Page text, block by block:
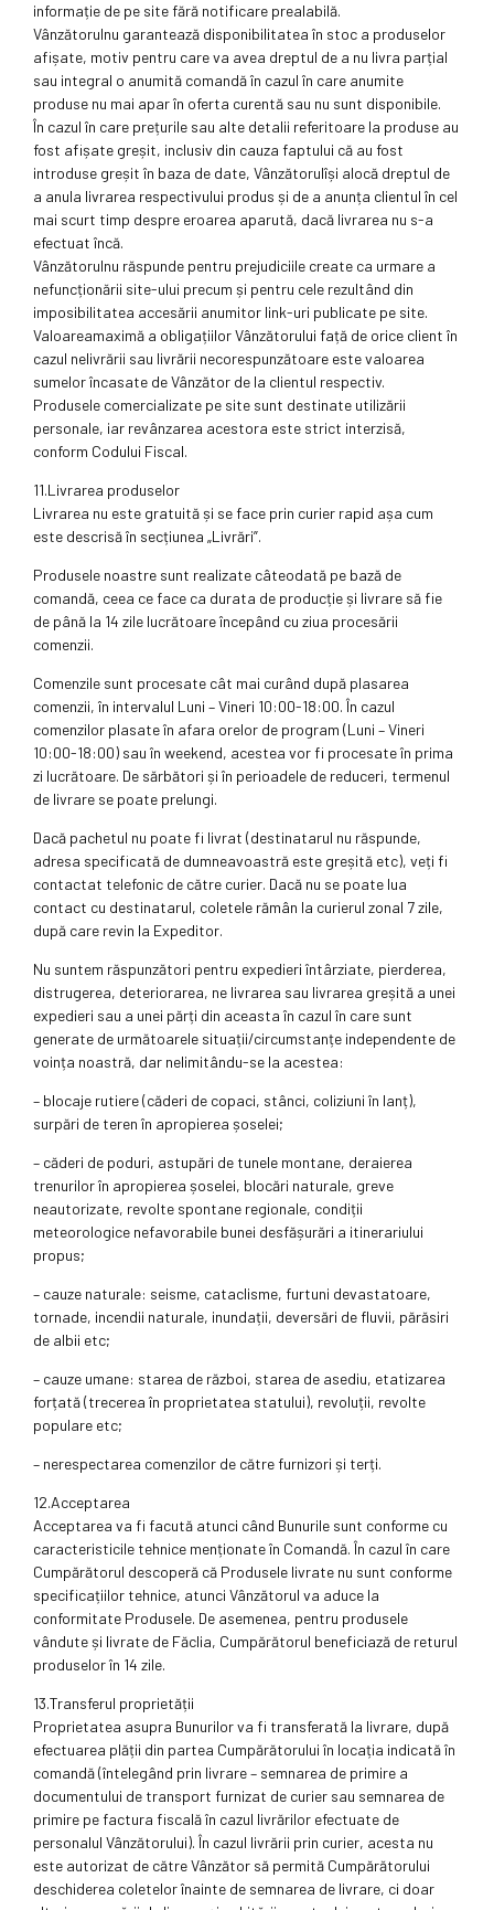
informație de pe site fără notificare prealabilă.
Vânzătorulnu garantează disponibilitatea în stoc a produselor
afișate, motiv pentru care va avea dreptul de a nu livra parțial
sau integral o anumită comandă în cazul în care anumite
produse nu mai apar în oferta curentă sau nu sunt disponibile.
În cazul în care prețurile sau alte detalii referitoare la produse au
fost afișate greșit, inclusiv din cauza faptului că au fost
introduse greșit în baza de date, Vânzătorulîși alocă dreptul de
a anula livrarea respectivului produs și de a anunța clientul în cel
mai scurt timp despre eroarea aparută, dacă livrarea nu s-a
efectuat încă.
Vânzătorulnu răspunde pentru prejudiciile create ca urmare a
nefuncționării site-ului precum și pentru cele rezultând din
imposibilitatea accesării anumitor link-uri publicate pe site.
Valoareamaximă a obligațiilor Vânzătorului față de orice client în
cazul nelivrării sau livrării necorespunzătoare este valoarea
sumelor încasate de Vânzător de la clientul respectiv.
Produsele comercializate pe site sunt destinate utilizării
personale, iar revânzarea acestora este strict interzisă,
conform Codului Fiscal.
11.Livrarea produselor
Livrarea nu este gratuită și se face prin curier rapid așa cum
este descrisă în secțiunea „Livrări”.
Produsele noastre sunt realizate câteodată pe bază de
comandă, ceea ce face ca durata de producție și livrare să fie
de până la 14 zile lucrătoare începând cu ziua procesării
comenzii.
Comenzile sunt procesate cât mai curând după plasarea
comenzii, în intervalul Luni – Vineri 10:00-18:00. În cazul
comenzilor plasate în afara orelor de program (Luni – Vineri
10:00-18:00) sau în weekend, acestea vor fi procesate în prima
zi lucrătoare. De sărbători și în perioadele de reduceri, termenul
de livrare se poate prelungi.
Dacă pachetul nu poate fi livrat (destinatarul nu răspunde,
adresa specificată de dumneavoastră este greșită etc), veți fi
contactat telefonic de către curier. Dacă nu se poate lua
contact cu destinatarul, coletele rămân la curierul zonal 7 zile,
după care revin la Expeditor.
Nu suntem răspunzători pentru expedieri întârziate, pierderea,
distrugerea, deteriorarea, ne livrarea sau livrarea greșită a unei
expedieri sau a unei părți din aceasta în cazul în care sunt
generate de următoarele situații/circumstanțe independente de
voința noastră, dar nelimitându-se la acestea:
– blocaje rutiere (căderi de copaci, stânci, coliziuni în lanț),
surpări de teren în apropierea șoselei;
– căderi de poduri, astupări de tunele montane, deraierea
trenurilor în apropierea șoselei, blocări naturale, greve
neautorizate, revolte spontane regionale, condiții
meteorologice nefavorabile bunei desfășurări a itinerariului
propus;
– cauze naturale: seisme, cataclisme, furtuni devastatoare,
tornade, incendii naturale, inundații, deversări de fluvii, părăsiri
de albii etc;
– cauze umane: starea de război, starea de asediu, etatizarea
forțată (trecerea în proprietatea statului), revoluții, revolte
populare etc;
– nerespectarea comenzilor de către furnizori și terți.
12.Acceptarea
Acceptarea va fi facută atunci când Bunurile sunt conforme cu
caracteristicile tehnice menționate în Comandă. În cazul în care
Cumpărătorul descoperă că Produsele livrate nu sunt conforme
specificațiilor tehnice, atunci Vânzătorul va aduce la
conformitate Produsele. De asemenea, pentru produsele
vândute și livrate de Făclia, Cumpărătorul beneficiază de returul
produselor în 14 zile.
13.Transferul proprietății
Proprietatea asupra Bunurilor va fi transferată la livrare, după
efectuarea plății din partea Cumpărătorului în locația indicată în
comandă (întelegând prin livrare – semnarea de primire a
documentului de transport furnizat de curier sau semnarea de
primire pe factura fiscală în cazul livrărilor efectuate de
personalul Vânzătorului). În cazul livrării prin curier, acesta nu
este autorizat de către Vânzător să permită Cumpărătorului
deschiderea coletelor înainte de semnarea de livrare, ci doar